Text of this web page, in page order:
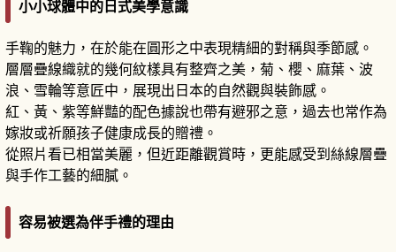
小小球體中的日式美學意識
手鞠的魅力，在於能在圓形之中表現精細的對稱與季節感。
層層疊線織就的幾何紋樣具有整齊之美，菊、櫻、麻葉、波
浪、雪輪等意匠中，展現出日本的自然觀與裝飾感。
紅、黃、紫等鮮豔的配色據說也帶有避邪之意，過去也常作為
嫁妝或祈願孩子健康成長的贈禮。
從照片看已相當美麗，但近距離觀賞時，更能感受到絲線層疊
與手作工藝的細膩。
容易被選為伴手禮的理由